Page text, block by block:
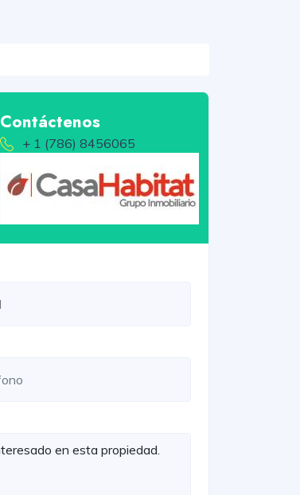
Contáctenos
+ 1 (786) 8456065